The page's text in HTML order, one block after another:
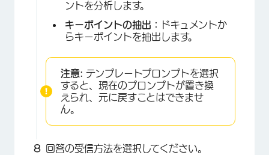
ントを分析します。
キーポイントの抽出：
ドキュメントか
らキーポイントを抽出します。
注意: テンプレートプロンプトを選択
すると、現在のプロンプトが置き換
えられ、元に戻すことはできませ
ん。
回答の受信方法を選択してください。